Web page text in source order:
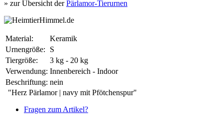
» zur Übersicht derPärlamor-Tierurnen
Material:
Keramik
Urnengröße:
S
Tiergröße:
3 kg - 20 kg
Verwendung: Innenbereich - Indoor
Beschriftung: nein
"Herz Pärlamor | navy mit Pfötchenspur"
Fragen zum Artikel?